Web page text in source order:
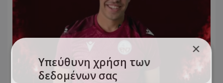
×
Υπεύθυνη χρήση των
δεδομένων σας